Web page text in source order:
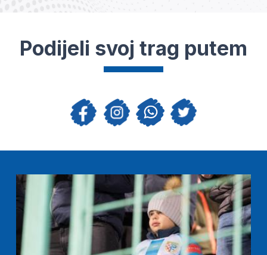
Podijeli svoj trag putem